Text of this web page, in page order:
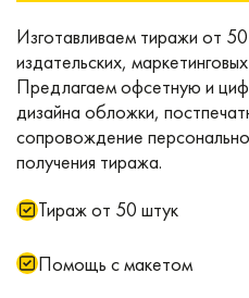
Изготавливаем тиражи от
издательских,
Предлагаем офсетную и
дизайна обложки,
сопровождение
получения тиража.
Тираж от 50 штук
Помощь с макетом